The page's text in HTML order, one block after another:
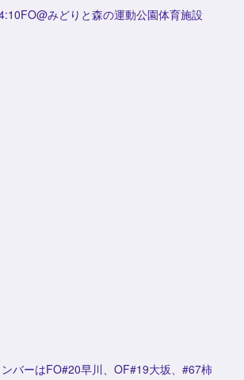
みどりと森の運動公園体育施設
バーはFO#20早川、OF#19大坂、#67柿